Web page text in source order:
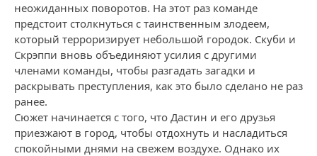
неожиданных поворотов. На этот раз команде
предстоит столкнуться с таинственным злодеем,
который терроризирует небольшой городок. Скуби и
Скрэппи вновь объединяют усилия с другими
членами команды, чтобы разгадать загадки и
раскрывать преступления, как это было сделано не раз
ранее.
Сюжет начинается с того, что Дастин и его друзья
приезжают в город, чтобы отдохнуть и насладиться
спокойными днями на свежем воздухе. Однако их